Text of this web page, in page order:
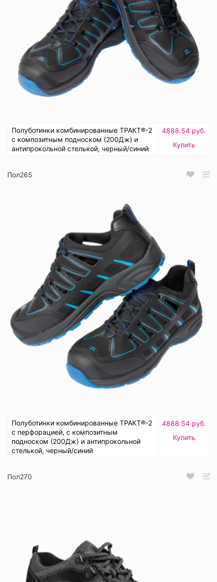
Полуботинки комбинированные ТРАКТ®-2
с композитным подноском (200Дж) и
антипрокольной стелькой, черный/синий
4888.54 руб.
Купить
Пол265
Полуботинки комбинированные ТРАКТ®-2
с перфорацией, с композитным
подноском (200Дж) и антипрокольной
стелькой, черный/синий
4888.54 руб.
Купить
Пол270